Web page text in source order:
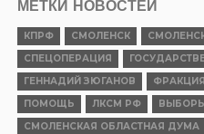
МЕТКИ НОВОСТЕЙ
КПРФ СМОЛЕНСК
СПЕЦОПЕРАЦИЯ
ГЕННАДИЙ ЗЮГАНОВ
ПОМОЩЬ
ЛКСМ РФ
ВЫБОРЫ
СМОЛЕНСКАЯ ОБЛАСТНАЯ ДУМА